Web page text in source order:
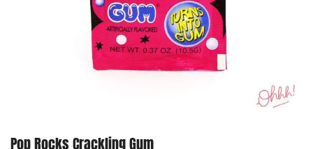
Pop Rocks Crackling Gum